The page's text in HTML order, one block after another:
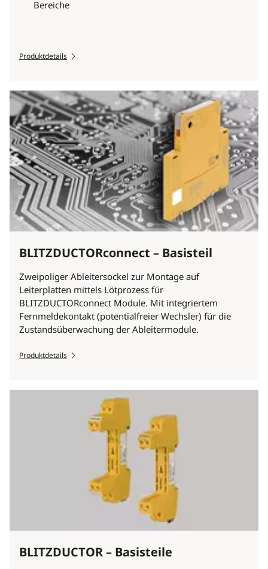
Bereiche
Produktdetails
BLITZDUCTORconnect – Basisteil
Zweipoliger Ableitersockel zur Montage auf
Leiterplatten mittels Lötprozess für
BLITZDUCTORconnect Module. Mit integriertem
Fernmeldekontakt (potentialfreier Wechsler) für die
Zustandsüberwachung der Ableitermodule.
Produktdetails
BLITZDUCTOR – Basisteile